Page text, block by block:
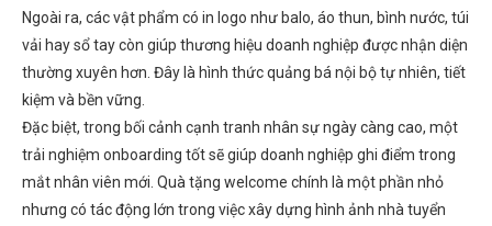
Ngoài ra, các vật phẩm có in logo như balo, áo thun, bình nước, túi
vải hay sổ tay còn giúp thương hiệu doanh nghiệp được nhận diện
thường xuyên hơn. Đây là hình thức quảng bá nội bộ tự nhiên, tiết
kiệm và bền vững.
Đặc biệt, trong bối cảnh cạnh tranh nhân sự ngày càng cao, một
trải nghiệm onboarding tốt sẽ giúp doanh nghiệp ghi điểm trong
mắt nhân viên mới. Quà tặng welcome chính là một phần nhỏ
nhưng có tác động lớn trong việc xây dựng hình ảnh nhà tuyển